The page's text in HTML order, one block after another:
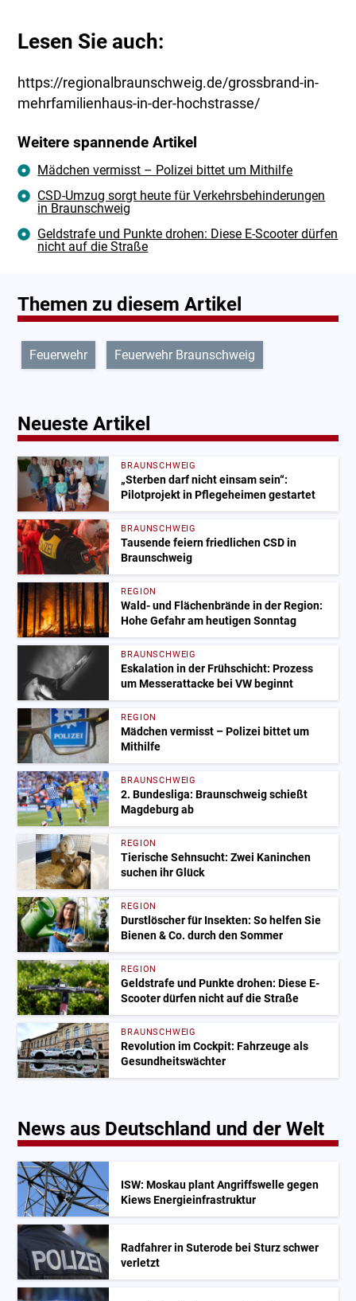
Lesen Sie auch:
https://regionalbraunschweig.de/grossbrand-in-
mehrfamilienhaus-in-der-hochstrasse/
Weitere spannende Artikel
Mädchen vermisst – Polizei bittet um Mithilfe
CSD-Umzug sorgt heute für Verkehrsbehinderungen
in Braunschweig
Geldstrafe und Punkte drohen: Diese E-Scooter dürfen
nicht auf die Straße
Themen zu diesem Artikel
Feuerwehr Feuerwehr Braunschweig
Neueste Artikel
BRAUNSCHWEIG
„Sterben darf nicht einsam sein“:
Pilotprojekt in Pflegeheimen gestartet
BRAUNSCHWEIG
Tausende feiern friedlichen CSD in
Braunschweig
REGION
Wald- und Flächenbrände in der Region:
Hohe Gefahr am heutigen Sonntag
BRAUNSCHWEIG
Eskalation in der Frühschicht: Prozess
um Messerattacke bei VW beginnt
REGION
Mädchen vermisst – Polizei bittet um
Mithilfe
BRAUNSCHWEIG
2. Bundesliga: Braunschweig schießt
Magdeburg ab
REGION
Tierische Sehnsucht: Zwei Kaninchen
suchen ihr Glück
REGION
Durstlöscher für Insekten: So helfen Sie
Bienen & Co. durch den Sommer
REGION
Geldstrafe und Punkte drohen: Diese E-
Scooter dürfen nicht auf die Straße
BRAUNSCHWEIG
Revolution im Cockpit: Fahrzeuge als
Gesundheitswächter
News aus Deutschland und der Welt
ISW: Moskau plant Angriffswelle gegen
Kiews Energieinfrastruktur
Radfahrer in Suterode bei Sturz schwer
verletzt